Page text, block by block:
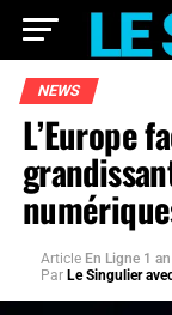
NEWS
L’Europe
Article En Ligne 1 an
Par Le Singulier